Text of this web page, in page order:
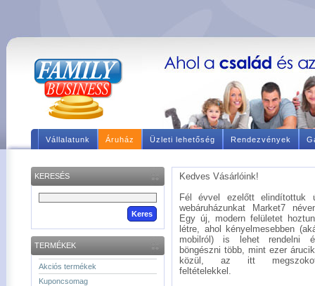
Vállalatunk Áruház Üzleti lehetőség Rendezvények
KERESÉS
TERMÉKEK
Akciós termékek
Kuponcsomag
Kedves Vásárlóink!
Fél évvel ezelőtt elindítottuk
webáruházunkat Market7
Egy új, modern felületet
létre, ahol kényelmesebben
mobilról) is lehet rendelni
böngészni több, mint ezer
közül, az itt
feltételekkel.